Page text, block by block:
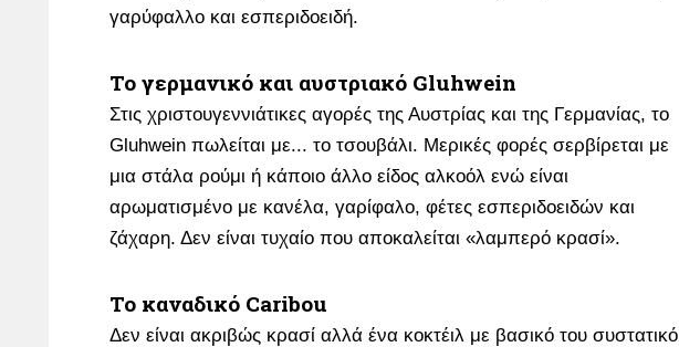
γαρύφαλλο και εσπεριδοειδή.
Το γερμανικό και αυστριακό Gluhwein
Στις χριστουγεννιάτικες αγορές της Αυστρίας και της Γερμανίας, το
Gluhwein πωλείται με... το τσουβάλι. Μερικές φορές σερβίρεται με
μια στάλα ρούμι ή κάποιο άλλο είδος αλκοόλ ενώ είναι
αρωματισμένο με κανέλα, γαρίφαλο, φέτες εσπεριδοειδών και
ζάχαρη. Δεν είναι τυχαίο που αποκαλείται «λαμπερό κρασί».
Το καναδικό Caribou
Δεν είναι ακριβώς κρασί αλλά ένα κοκτέιλ με βασικό του συστατικό